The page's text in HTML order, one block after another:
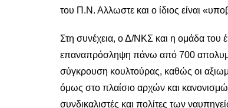
του Π.Ν. Αλλωστε και ο ίδιος είναι
Στη συνέχεια, ο Δ/ΝΚΣ και η ομάδα του
επαναπρόσληψη πάνω από 700
σύγκρουση κουλτούρας, καθώς οι
όμως στο πλαίσιο αρχών και
συνδικαλιστές και πολίτες των